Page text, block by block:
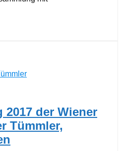
2017 der Wiener
Tümmler,